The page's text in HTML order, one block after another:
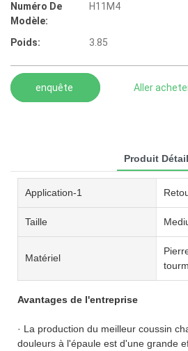
Numéro De
Modèle:
H11M4
Poids: 3.85
enquête Aller
Produit Détail
Application-1
Taille
Matériel
Avantages de l'entreprise
· La production du meilleur coussin
douleurs à l'épaule est d'une grande